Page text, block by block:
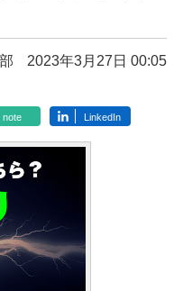
2023年3月27日 00:05
note LinkedIn